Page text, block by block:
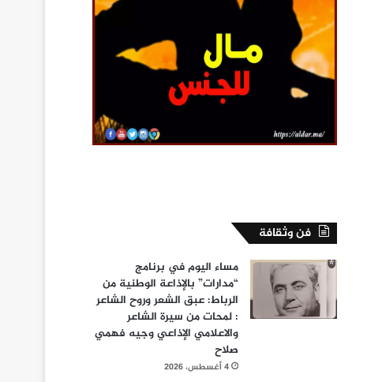
فن وثقافة
مساء اليوم في برنامج
“مدارات” بالإذاعة الوطنية من
الرباط: عبق الشعر وروح الشاعر
: لمحات من سيرة الشاعر
والاعلامي الإذاعي وجيه فهمي
صلاح
4 أغسطس، 2026